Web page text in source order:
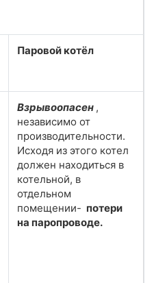
Паровой котёл
Взрывоопасен ,
независимо от
производительности.
Исходя из этого котел
должен находиться в
котельной, в
отдельном
помещении- потери
на паропроводе.